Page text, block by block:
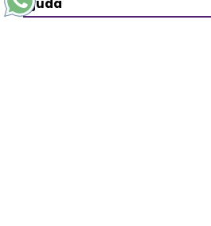
Ajuda